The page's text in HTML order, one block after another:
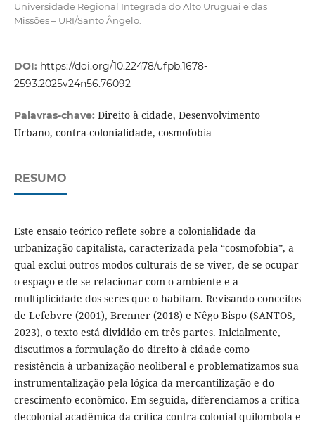
Universidade Regional Integrada do Alto Uruguai e das
Missões – URI/Santo Ângelo.
DOI: https://doi.org/10.22478/ufpb.1678-
2593.2025v24n56.76092
Palavras-chave: Direito à cidade, Desenvolvimento
Urbano, contra-colonialidade, cosmofobia
RESUMO
Este ensaio teórico reflete sobre a colonialidade da
urbanização capitalista, caracterizada pela “cosmofobia”, a
qual exclui outros modos culturais de se viver, de se ocupar
o espaço e de se relacionar com o ambiente e a
multiplicidade dos seres que o habitam. Revisando conceitos
de Lefebvre (2001), Brenner (2018) e Nêgo Bispo (SANTOS,
2023), o texto está dividido em três partes. Inicialmente,
discutimos a formulação do direito à cidade como
resistência à urbanização neoliberal e problematizamos sua
instrumentalização pela lógica da mercantilização e do
crescimento econômico. Em seguida, diferenciamos a crítica
decolonial acadêmica da crítica contra-colonial quilombola e